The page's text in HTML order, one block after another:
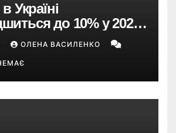
Україні
до 10% у 2026
НБУ
ОЛЕНА ВАСИЛЕНКО